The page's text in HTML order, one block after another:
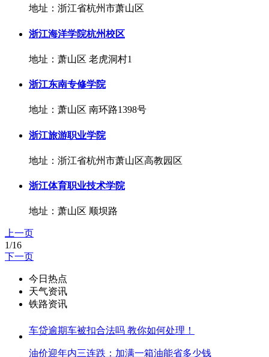
地址：浙江省杭州市萧山区
浙江海洋学院杭州校区
地址：萧山区 老虎洞村1
浙江东南专修学院
地址：萧山区 南环路1398号
浙江旅游职业学院
地址：浙江省杭州市萧山区高教园区
浙江体育职业技术学院
地址：萧山区 顺坝路
上一页
1/16
下一页
今日热点
天气资讯
铁路资讯
车贷逾期车被扣合法吗 教你如何处理！
油价迎年内三连跌：加满一箱油能省多少钱